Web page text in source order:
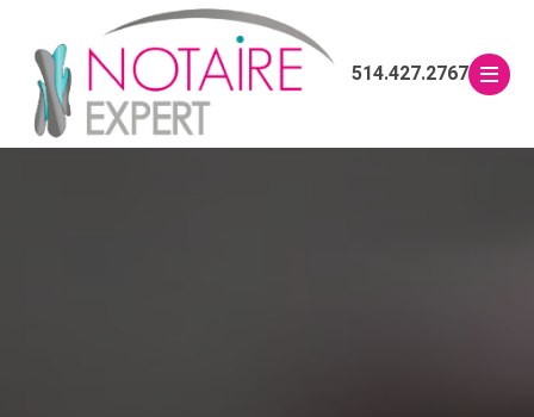
514.427.2767